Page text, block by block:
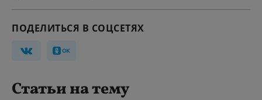
ПОДЕЛИТЬСЯ В СОЦСЕТЯХ
Статьи на тему